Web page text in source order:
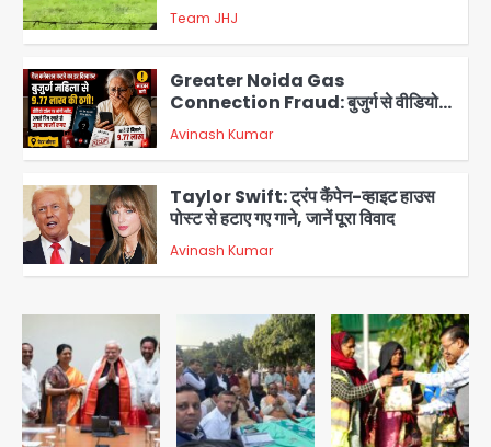
3 Team JHJ
4
Greater Noida Gas
Connection Fraud: बुजुर्ग से वीडियो
कॉल पर 9.77 लाख की साइबर फ्रॉड
Avinash Kumar
5
Taylor Swift: ट्रंप कैंपेन-व्हाइट हाउस
पोस्ट से हटाए गए गाने, जानें पूरा विवाद
Avinash Kumar
1
Air India Phuket Delhi flight:
कैप्टन का डोप टेस्ट पॉजिटिव, 17 घायल;
DGCA जांच जारी
Avinash Kumar
Baramati Airport Plane Crash: